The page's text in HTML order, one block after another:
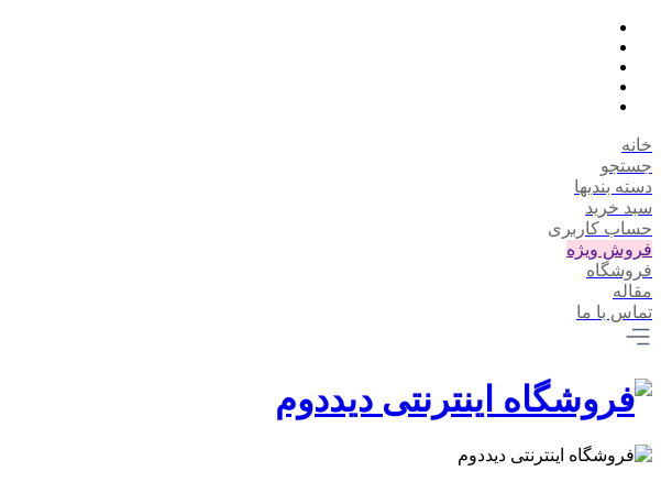
خانه
جستجو
دسته بندیها
سبد خرید
حساب کاربری
فروش ویژه
فروشگاه
مقاله
تماس با ما